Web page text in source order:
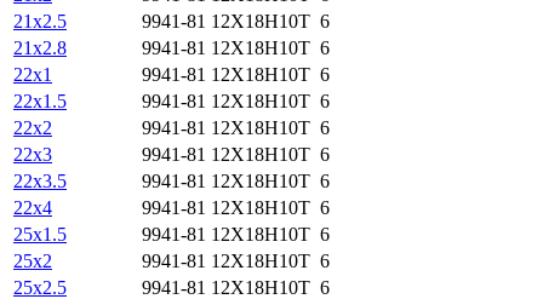
21х2.5
9941-81 12Х18Н10Т 6
21х2.8
9941-81 12Х18Н10Т 6
22х1
9941-81 12Х18Н10Т 6
22х1.5
9941-81 12Х18Н10Т 6
22х2
9941-81 12Х18Н10Т 6
22х3
9941-81 12Х18Н10Т 6
22х3.5
9941-81 12Х18Н10Т 6
22х4
9941-81 12Х18Н10Т 6
25х1.5
9941-81 12Х18Н10Т 6
25х2
9941-81 12Х18Н10Т 6
25х2.5
9941-81 12Х18Н10Т 6